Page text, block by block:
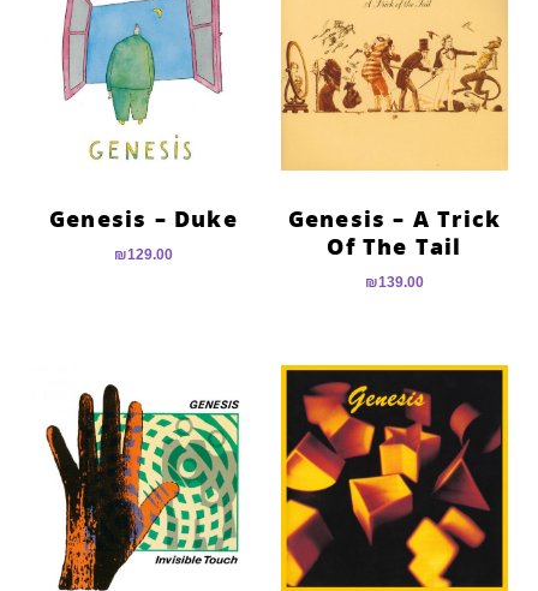
Genesis – A Trick
Of The Tail
₪139.00
Genesis – Duke
₪129.00